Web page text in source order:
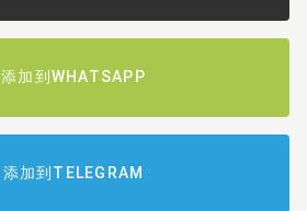
添加到WHATSAPP
添加到TELEGRAM